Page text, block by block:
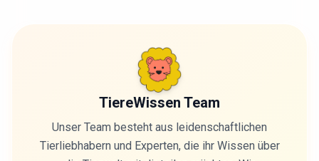
TiereWissen Team
Unser Team besteht aus leidenschaftlichen
Tierliebhabern und Experten, die ihr Wissen über